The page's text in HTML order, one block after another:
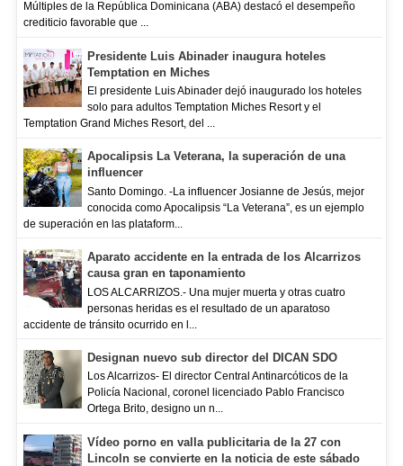
Múltiples de la República Dominicana (ABA) destacó el desempeño
crediticio favorable que ...
Presidente Luis Abinader inaugura hoteles
Temptation en Miches
El presidente Luis Abinader dejó inaugurado los hoteles
solo para adultos Temptation Miches Resort y el
Temptation Grand Miches Resort, del ...
Apocalipsis La Veterana, la superación de una
influencer
Santo Domingo. -La influencer Josianne de Jesús, mejor
conocida como Apocalipsis “La Veterana”, es un ejemplo
de superación en las plataform...
Aparato accidente en la entrada de los Alcarrizos
causa gran en taponamiento
LOS ALCARRIZOS.- Una mujer muerta y otras cuatro
personas heridas es el resultado de un aparatoso
accidente de tránsito ocurrido en l...
Designan nuevo sub director del DICAN SDO
Los Alcarrizos- El director Central Antinarcóticos de la
Policía Nacional, coronel licenciado Pablo Francisco
Ortega Brito, designo un n...
Vídeo porno en valla publicitaria de la 27 con
Lincoln se convierte en la noticia de este sábado